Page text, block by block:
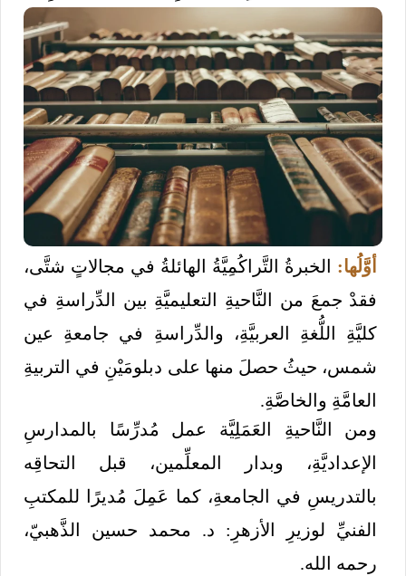
أوَّلُها:
الخبرةُ التَّراكُمِيَّةُ الهائلةُ في مجالاتٍ شتَّى،
فقدْ جمعَ من النَّاحيةِ التعليميَّةِ بين الدِّراسةِ في
كليَّةِ اللُّغةِ العربيَّةِ، والدِّراسةِ في جامعةِ عين
شمس، حيثُ حصلَ منها على دبلومَيْنِ في التربيةِ
العامَّةِ والخاصَّةِ.
ومن النَّاحيةِ العَمَلِيَّة عمل مُدرِّسًا بالمدارسِ
الإعداديَّةِ، وبدار المعلِّمين، قبل التحاقِه
بالتدريسِ في الجامعةِ، كما عَمِلَ مُديرًا للمكتبِ
الفنيِّ لوزيرِ الأزهرِ: د. محمد حسين الذَّهبيّ،
رحمه الله.